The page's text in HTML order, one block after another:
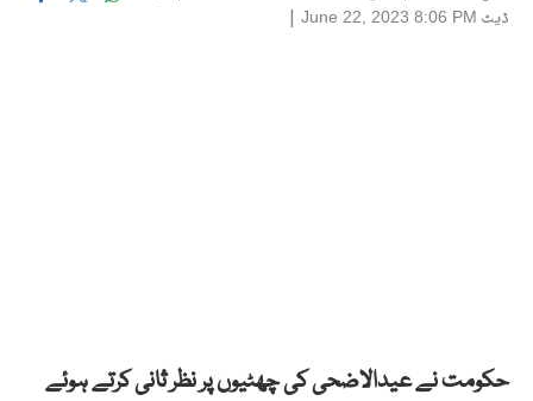
ڈیٹ June 22, 2023 8:06 PM
|
حکومت نے عیدالاضحی کی چھٹیوں پر نظر ثانی کرتے ہوئے